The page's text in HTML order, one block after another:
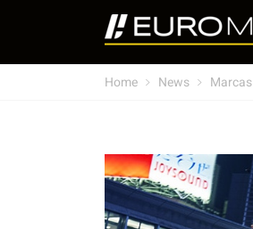
Home
News Marcas